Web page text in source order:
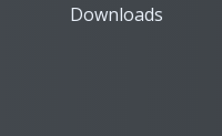
Downloads